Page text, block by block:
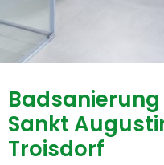
Sankt
Troisdorf